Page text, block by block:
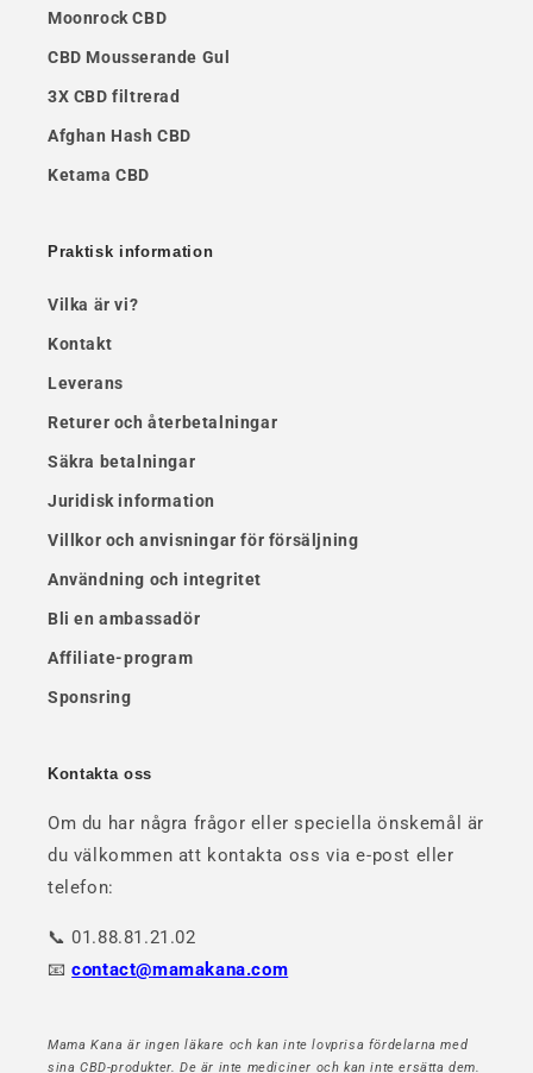
Moonrock CBD
CBD Mousserande Gul
3X CBD filtrerad
Afghan Hash CBD
Ketama CBD
Praktisk information
Vilka är vi?
Kontakt
Leverans
Returer och återbetalningar
Säkra betalningar
Juridisk information
Villkor och anvisningar för försäljning
Användning och integritet
Bli en ambassadör
Affiliate-program
Sponsring
Kontakta oss
Om du har några frågor eller speciella önskemål är
du välkommen att kontakta oss via e-post eller
telefon:
📞 01.88.81.21.02
📧contact@mamakana.com
Mama Kana är ingen läkare och kan inte lovprisa fördelarna med
sina CBD-produkter. De är inte mediciner och kan inte ersätta dem.